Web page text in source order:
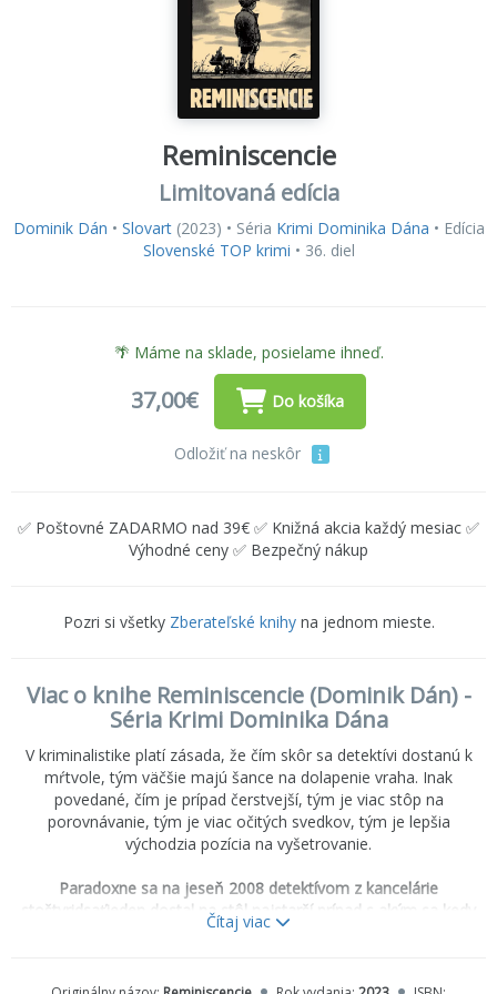
Reminiscencie
Limitovaná edícia
Dominik Dán • Slovart(2023) • Séria Krimi Dominika Dána • Edícia
Slovenské TOP krimi • 36. diel
🌴 Máme na sklade, posielame ihneď.
37,00€ Do košíka
Odložiť na neskôr
✅ Poštovné ZADARMO nad 39€ ✅ Knižná akcia každý mesiac ✅
Výhodné ceny ✅ Bezpečný nákup
Pozri si všetky Zberateľské knihyna jednom mieste.
Viac o knihe Reminiscencie (Dominik Dán) -
Séria Krimi Dominika Dána
V kriminalistike platí zásada, že čím skôr sa detektívi dostanú k
mŕtvole, tým väčšie majú šance na dolapenie vraha. Inak
povedané, čím je prípad čerstvejší, tým je viac stôp na
porovnávanie, tým je viac očitých svedkov, tým je lepšia
východzia pozícia na vyšetrovanie.
Paradoxne sa na jeseň 2008 detektívom z kancelárie
stoštyridsaťjeden dostal na stôl najstarší prípad s akým sa kedy
Stal sa pred päťdesiatimi šiestimi rokmi - vedenie od
Čítaj viac